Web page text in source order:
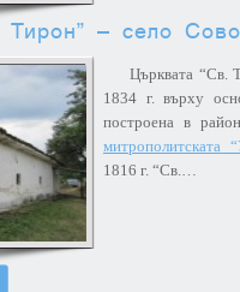
– село
Църквата “Св.
1834 г. върху
построена в
митрополитската
1816 г. “Св.…